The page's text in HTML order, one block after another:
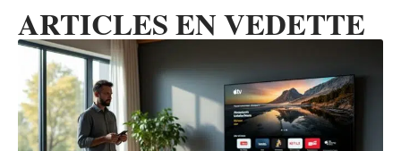
ARTICLES EN VEDETTE